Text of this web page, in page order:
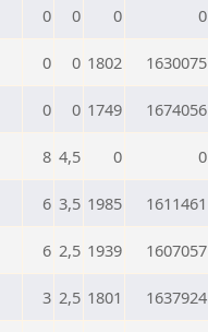
0 0 0 0
0 0 1802 1630075
0 0 1749 1674056
8 4,5 0 0
6 3,5 1985 1611461
6 2,5 1939 1607057
3 2,5 1801 1637924